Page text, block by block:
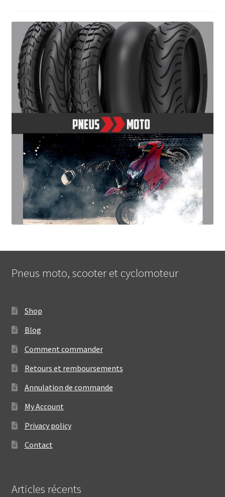
Pneus moto, scooter et cyclomoteur
Shop
Blog
Comment commander
Retours et remboursements
Annulation de commande
My Account
Privacy policy
Contact
Articles récents